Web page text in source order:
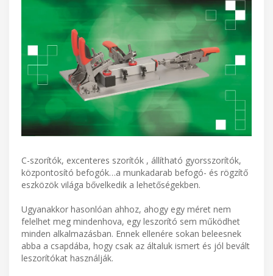
C-szorítók, excenteres szorítók , állítható gyorsszorítók,
központosító befogók…a munkadarab befogó- és rögzítő
eszközök világa bővelkedik a lehetőségekben.
Ugyanakkor hasonlóan ahhoz, ahogy egy méret nem
felelhet meg mindenhova, egy leszorító sem működhet
minden alkalmazásban. Ennek ellenére sokan beleesnek
abba a csapdába, hogy csak az általuk ismert és jól bevált
leszorítókat használják.